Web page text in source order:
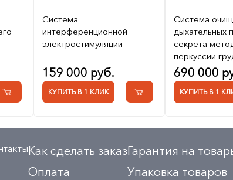
Система
интерференционной
электростимуляции
159 000 руб.
КУПИТЬ В 1 КЛИК
Система
дыхательных
секрета
перкуссии
690 000
КУПИТЬ В 1
Как сделать заказ
Оплата
Гарантия на
Упаковка товаров